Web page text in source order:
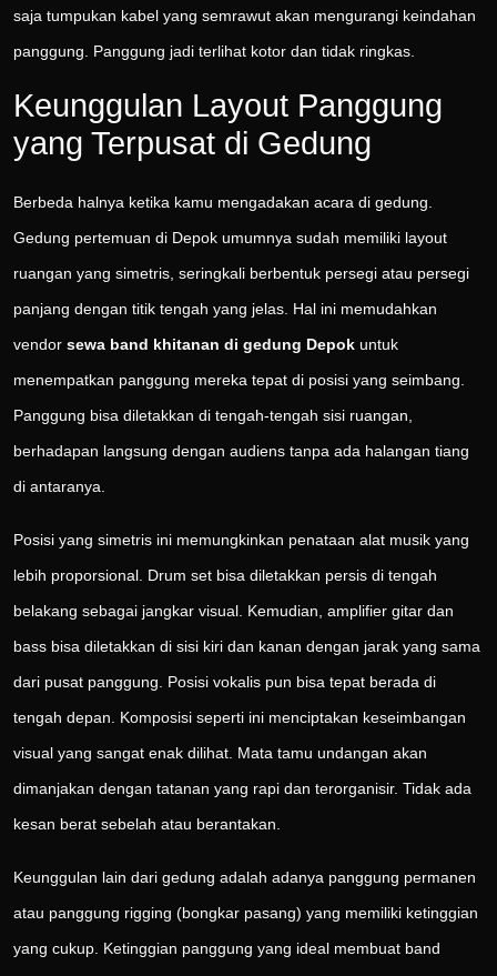
saja tumpukan kabel yang semrawut akan mengurangi keindahan
panggung. Panggung jadi terlihat kotor dan tidak ringkas.
Keunggulan Layout Panggung
yang Terpusat di Gedung
Berbeda halnya ketika kamu mengadakan acara di gedung.
Gedung pertemuan di Depok umumnya sudah memiliki layout
ruangan yang simetris, seringkali berbentuk persegi atau persegi
panjang dengan titik tengah yang jelas. Hal ini memudahkan
vendor sewa band khitanan di gedung Depok untuk
menempatkan panggung mereka tepat di posisi yang seimbang.
Panggung bisa diletakkan di tengah-tengah sisi ruangan,
berhadapan langsung dengan audiens tanpa ada halangan tiang
di antaranya.
Posisi yang simetris ini memungkinkan penataan alat musik yang
lebih proporsional. Drum set bisa diletakkan persis di tengah
belakang sebagai jangkar visual. Kemudian, amplifier gitar dan
bass bisa diletakkan di sisi kiri dan kanan dengan jarak yang sama
dari pusat panggung. Posisi vokalis pun bisa tepat berada di
tengah depan. Komposisi seperti ini menciptakan keseimbangan
visual yang sangat enak dilihat. Mata tamu undangan akan
dimanjakan dengan tatanan yang rapi dan terorganisir. Tidak ada
kesan berat sebelah atau berantakan.
Keunggulan lain dari gedung adalah adanya panggung permanen
atau panggung rigging (bongkar pasang) yang memiliki ketinggian
yang cukup. Ketinggian panggung yang ideal membuat band